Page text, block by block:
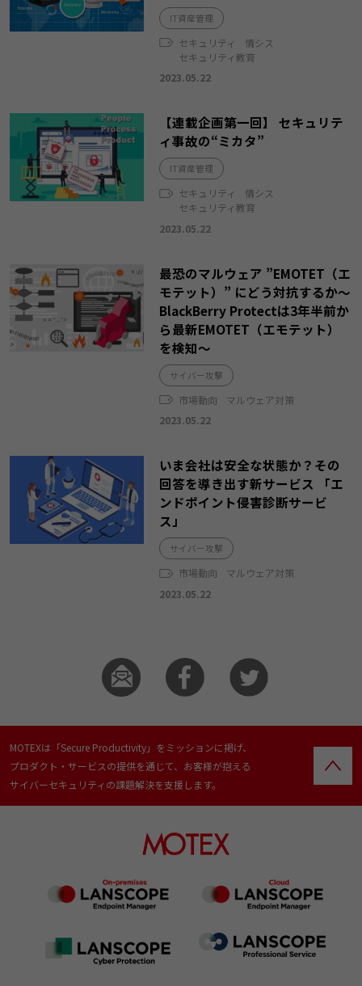
IT資産管理
セキュリティ
情シス
セキュリティ教育
2023.05.22
【連載企画第一回】 セキュリテ
ィ事故の“ミカタ”
IT資産管理
セキュリティ
情シス
セキュリティ教育
2023.05.22
最恐のマルウェア ”EMOTET（エ
モテット）” にどう対抗するか～
BlackBerry Protectは3年半前か
ら最新EMOTET（エモテット）
を検知～
サイバー攻撃
市場動向
マルウェア対策
2023.05.22
いま会社は安全な状態か？その
回答を導き出す新サービス 「エ
ンドポイント侵害診断サービ
ス」
サイバー攻撃
市場動向
マルウェア対策
2023.05.22
MOTEXは「Secure Productivity」をミッションに掲げ、
プロダクト・サービスの提供を通じて、お客様が抱える
サイバーセキュリティの課題解決を支援します。